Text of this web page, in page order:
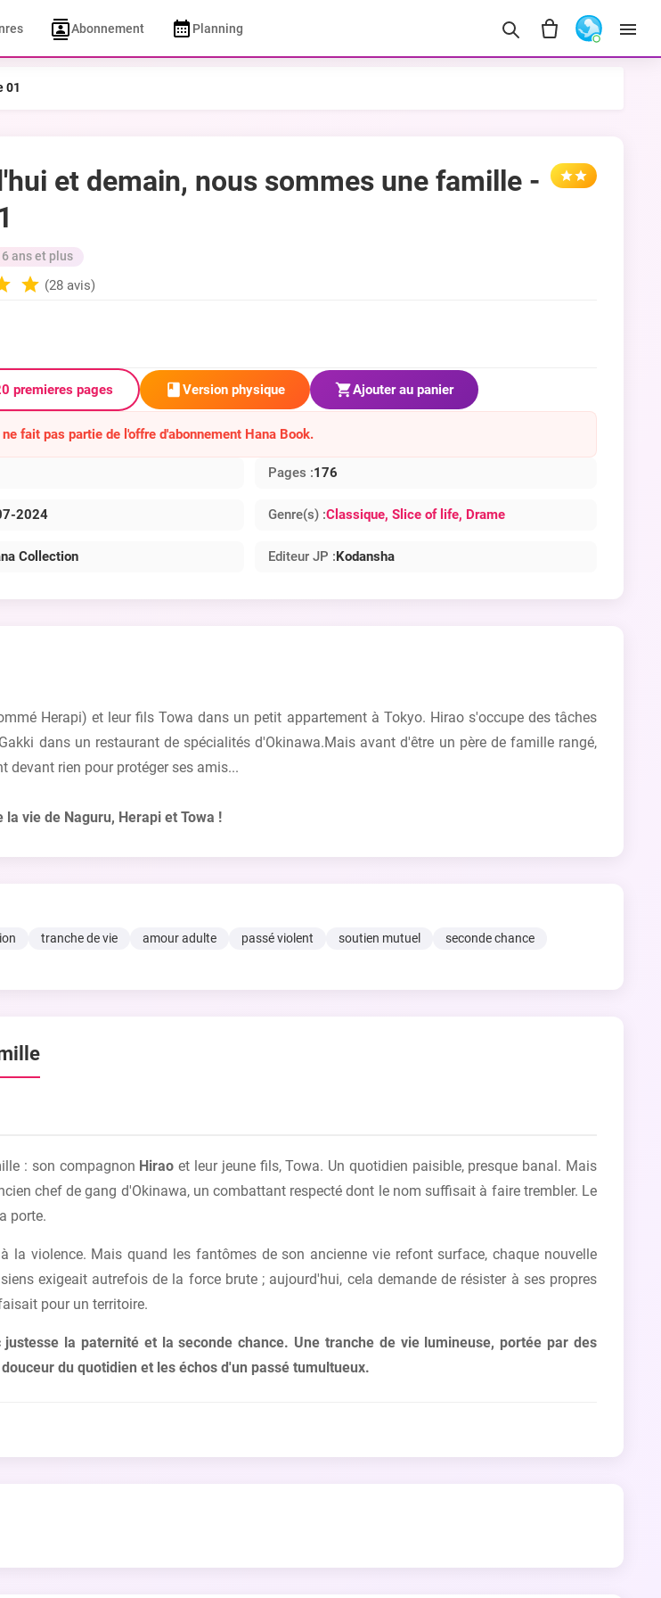
Abonnement Planning
01
et demain, nous sommes une famille -
ans et plus
(28 avis)
premieres pages Version physique Ajouter au panier
fait pas partie de l'offre d'abonnement Hana Book.
Pages :176
2024 Genre(s) :Classique, Slice of life, Drame
Collection Editeur JP :Kodansha
Herapi) et leur fils Towa dans un petit appartement à Tokyo. Hirao s'occupe des tâches
dans un restaurant de spécialités d'Okinawa.Mais avant d'être un père de famille rangé,
devant rien pour protéger ses amis...
vie de Naguru, Herapi et Towa !
tranche de vie amour adulte passé violent soutien mutuel
seconde chance
: son compagnon Hirao et leur jeune fils, Towa. Un quotidien paisible, presque banal. Mais
chef de gang d'Okinawa, un combattant respecté dont le nom suffisait à faire trembler. Le
porte.
la violence. Mais quand les fantômes de son ancienne vie refont surface, chaque nouvelle
exigeait autrefois de la force brute ; aujourd'hui, cela demande de résister à ses propres
pour un territoire.
la paternité et la seconde chance. Une tranche de vie lumineuse, portée par des
du quotidien et les échos d'un passé tumultueux.